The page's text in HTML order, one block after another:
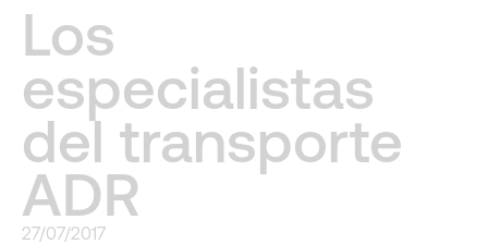
Los
especialistas
del transporte
ADR
27/07/2017